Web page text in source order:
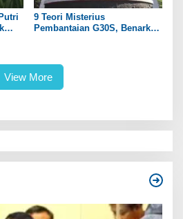
9 Teori Misterius
Pembantaian G30S, Benarkah
View More